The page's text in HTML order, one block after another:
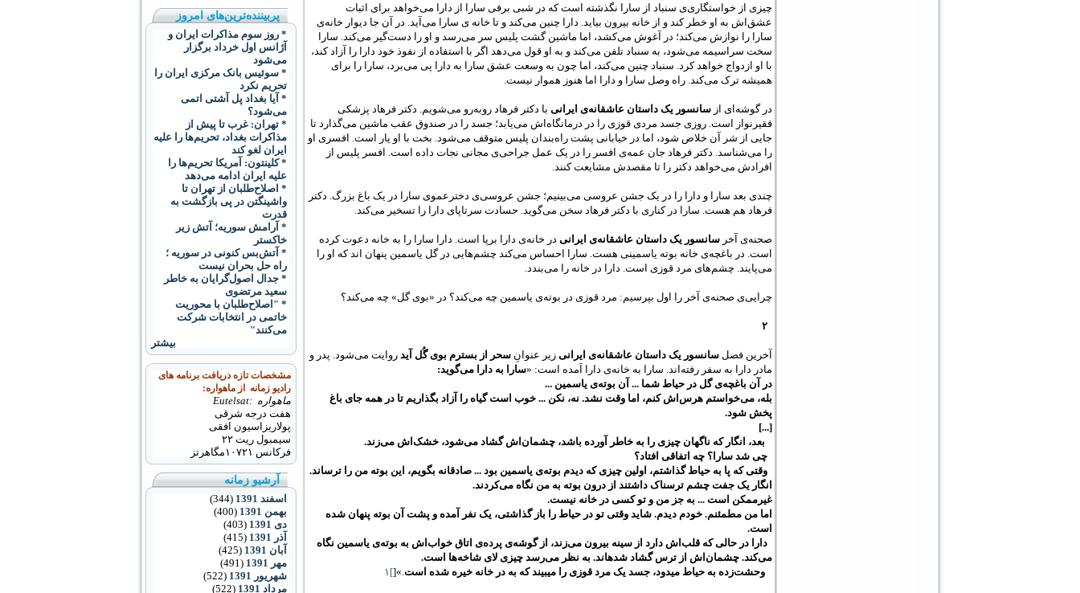
چیزی از خواستگاری‌ی سنباد از سارا نگذشته است که در شبی برفی سارا از دارا می‌خواهد برای اثبات
عشق‌اش به او خطر کند و از خانه بیرون بیاید. دارا چنین می‌کند و تا خانه ی سارا می‌آید. در آن جا دیوار خانه‌ی
سارا را نوازش می‌کند؛ در آغوش می‌کشد، اما ماشین گشت پلیس سر می‌رسد و او را دست‌گیر می‌کند. سارا
سخت سراسیمه می‌شود، به سنباد تلفن می‌کند و به او قول می‌دهد اگر با استفاده از نفوذ خود دارا را آزاد کند،
با او ازدواج خواهد کرد. سنباد چنین می‌کند، اما چون به وسعت عشق سارا به دارا پی می‌برد، سارا را برای
همیشه ترک می‌کند. راه وصل سارا و دارا اما هنوز هموار نیست.
در گوشه‌ای از سانسور یک داستان عاشقانه‌ی ایرانی با دکتر فرهاد روبه‌رو می‌‌شویم. دکتر فرهاد پزشکی
فقیرنواز است. روزی جسد مردی قوزی را در درمانگاه‌اش می‌یابد؛ جسد را در صندوق عقب ماشین می‌گذارد تا
جایی از شر آن خلاص شود، اما در خیابانی پشت راه‌بندان پلیس متوقف می‌شود. بخت با او یار است. افسری او
را می‌شناسد. دکتر فرهاد جان عمه‌ی افسر را در یک عمل جراحی‌ی مجانی نجات داده است. افسر پلیس از
افرادش می‌خواهد دکتر را تا مقصدش مشایعت کنند.
چندی بعد سارا و دارا را در یک جشن عروسی می‌بینیم؛ جشن عروسی‌ی دخترعموی سارا در یک باغ بزرگ. دکتر
فرهاد هم هست. سارا در کناری با دکتر فرهاد سخن می‌گوید. حسادت سرتاپای دارا را تسخیر می‌کند.
صحنه‌ی آخر سانسور یک داستان عاشقانه‌ی ایرانی در خانه‌ی دارا برپا است. دارا سارا را به خانه‌ دعوت کرده
است. در باغچه‌ی خانه بوته یاسمینی هست. سارا احساس می‌کند چشم‌هایی در گل یاسمین پنهان اند که او را
می‌پایند. چشم‌های مرد قوزی است. دارا در خانه را می‌بندد.
چرایی‌ی صحنه‌ی‌ آخر را اول بپرسیم: مرد قوزی در بوته‌ی یاسمین چه می‌کند؟ در «بوی گل» چه می‌کند؟
۲
آخرین فصل سانسور یک داستان عاشقانه‌ی ایرانی زیر عنوانِ سحر از بسترم بوی گُل آید روایت می‌شود. پدر و
مادر دارا به سفر رفته‌اند. سارا به خانه‌ی دارا آمده است: «سارا به دارا می‌گوید:
در آن باغچه‌ی گل در حیاط شما ... آن بوته‌ی یاسمین ...
بله، می‌خواستم هرس‌اش کنم، اما وقت نشد. نه، نکن ... خوب است گیاه را آزاد بگذاریم تا در همه جای باغ
پخش شود.
[...]
بعد، انگار که ناگهان چیزی را به خاطر آورده باشد، چشمان‌اش گشاد می‌شود، خشک‌اش می‌زند.
چی شد سارا؟ چه اتفاقی افتاد؟
وقتی که پا به حیاط گذاشتم، اولین چیزی که دیدم بوته‌ی یاسمین بود ... صادقانه بگویم، این بوته من را ترساند.
انگار یک جفت چشم ترسناک داشتند از درون بوته به من نگاه می‌کردند.
غیرممکن است ... به جز من و تو کسی در خانه نیست.
اما من مطمئنم. خودم دیدم. شاید وقتی تو در حیاط را باز گذاشتی، یک نفر آمده و پشت آن بوته پنهان شده
است.
دارا در حالی که قلب‌اش دارد از سینه بیرون می‌زند، از گوشه‌ی پرده‌ی اتاق خواب‌اش به بوته‌ی یاسمین نگاه
می‌کند. چشمان‌اش از ترس گشاد شده­اند. به نظر می‌‌رسد چیزی لای شاخه‌ها است.
وحشت‌زده به حیاط می­دود، جسد یک مرد قوزی را می­بیند که به در خانه خیره شده است .»[
[ ۱
پربیننده‌ترین‌های امروز
* روز سوم مذاکرات ايران و
آژانس اول خرداد برگزار
می‌شود
* سوئيس بانک مرکزی ايران را
تحريم نکرد
* آیا بغداد پل آشتی اتمی
می‌شود؟
* تهران: غرب تا پیش از
مذاکرات بغداد، تحریم‌ها را علیه
ایران لغو کند
* کلينتون: آمريکا تحريم‌ها را
عليه ايران ادامه می‌دهد
* اصلاح‌طلبان از تهران تا
واشینگتن در پی بازگشت به
قدرت
* آرامش سوریه؛ آتش زیر
خاکستر
* آتش‌بس کنونی در سوریه ؛
راه حل بحران نیست
* جدال اصول‌گرایان به خاطر
سعید مرتضوی
* "اصلاح‌طلبان با محوريت
خاتمی در انتخابات شرکت
می‌کنند"
بیشتر
مشخصات تازه دریافت برنامه های
رادیو زمانه از ماهواره:
ماهواره :Eutelsat
هفت درجه شرقی
پولاریزاسیون افقی
سیمبول ریت ۲۲
فرکانس ۱۰۷۲۱ مگاهرتز
آرشیو زمانه
اسفند 1391
(344)
بهمن 1391
(400)
دی 1391
(403)
آذر 1391
(415)
آبان 1391
(425)
مهر 1391
(491)
شهریور 1391
(522)
مرداد 1391
(522)